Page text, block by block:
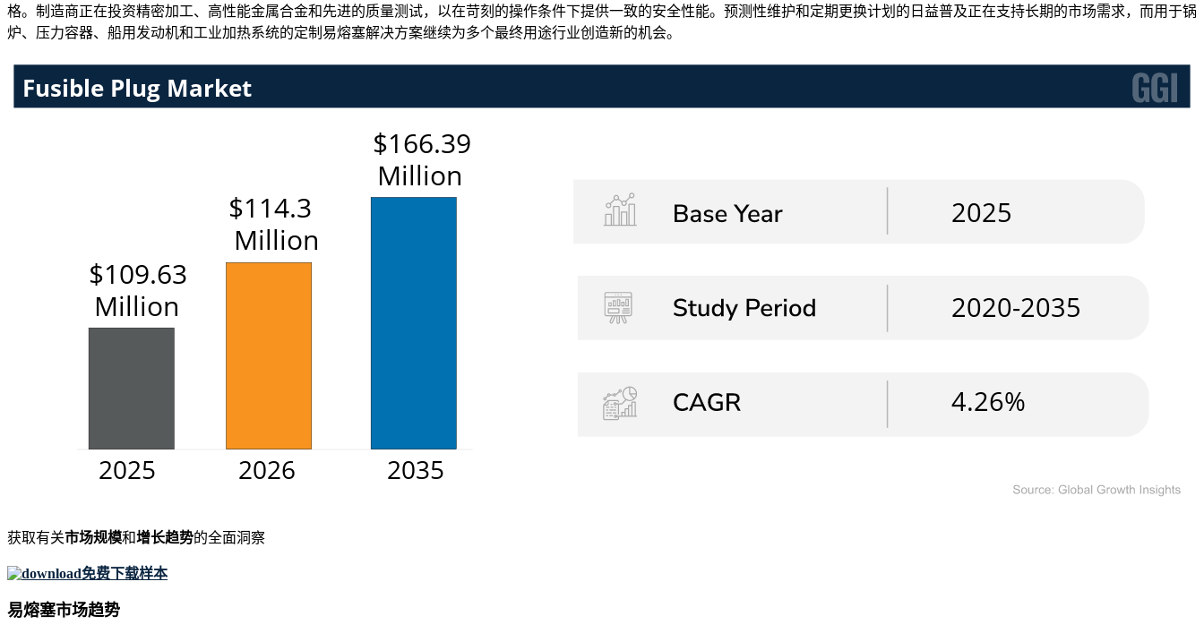
格。制造商正在投资精密加工、高性能金属合金和先进的质量测试，以在苛刻的操作条件下提供一致的安全性能。预测性维护和定期更换计划的日益普及正在支持长期的市场需求，而用于锅
炉、压力容器、船用发动机和工业加热系统的定制易熔塞解决方案继续为多个最终用途行业创造新的机会。
获取有关市场规模和增长趋势的全面洞察
免费下载样本
易熔塞市场趋势